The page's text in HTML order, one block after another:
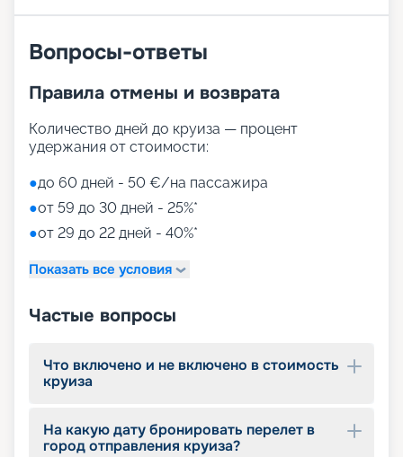
Вопросы-ответы
Правила отмены и возврата
Количество дней до круиза — процент
удержания от стоимости:
●до 60 дней - 50 €/на пассажира
●от 59 до 30 дней - 25%*
●от 29 до 22 дней - 40%*
Показать все условия
Частые вопросы
Что включено и не включено в стоимость
круиза
На какую дату бронировать перелет в
город отправления круиза?